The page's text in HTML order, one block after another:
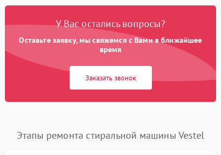
У Вас остались вопросы?
Оставьте заявку, мы свяжемся с Вами в ближайшее
время
Заказать звонок
Этапы ремонта стиральной машины Vestel